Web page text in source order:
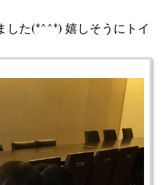
した(*^^*) 嬉しそうにトイ